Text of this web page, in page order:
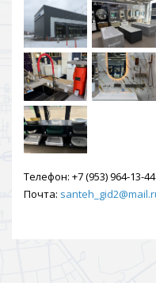
Телефон: +7 (953) 964-13-44
Почта: